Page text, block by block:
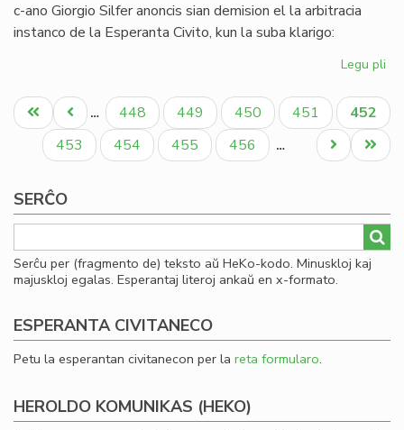
c-ano Giorgio Silfer anoncis sian demision el la arbitracia
instanco de la Esperanta Civito, kun la suba klarigo:
Legu pli
la
Pagination
Unua
paĝo
Antaŭa
paĝo
… Paĝo
448 Paĝo
449 Paĝo
450 Paĝo
451
Aktuala
paĝo
452
Paĝo
453 Paĝo
454 Paĝo
455 Paĝo
456 …
Last
page
Next
page
SERĈO
Serĉu per (fragmento de) teksto aŭ HeKo-kodo. Minuskloj kaj
majuskloj egalas. Esperantaj literoj ankaŭ en x-formato.
ESPERANTA CIVITANECO
Petu la esperantan civitanecon per la reta formularo.
HEROLDO KOMUNIKAS (HEKO)